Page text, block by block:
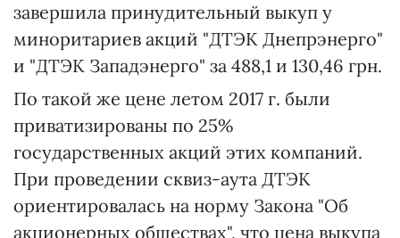
завершила принудительный выкуп у
миноритариев акций "ДТЭК Днепрэнерго"
и "ДТЭК Западэнерго" за 488,1 и 130,46 грн.
По такой же цене летом 2017 г. были
приватизированы по 25%
государственных акций этих компаний.
При проведении сквиз-аута ДТЭК
ориентировалась на норму Закона "Об
акционерных обществах", что цена выкупа